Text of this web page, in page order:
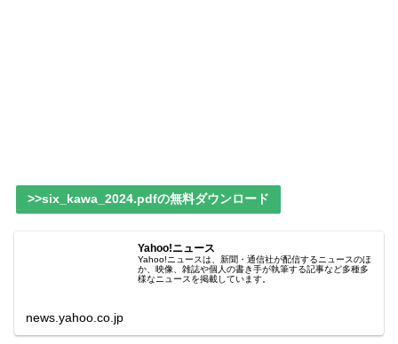
>>six_kawa_2024.pdfの無料ダウンロード
Yahoo!ニュース
Yahoo!ニュースは、新聞・通信社が配信するニュースのほ
か、映像、雑誌や個人の書き手が執筆する記事など多種多
様なニュースを掲載しています。
news.yahoo.co.jp